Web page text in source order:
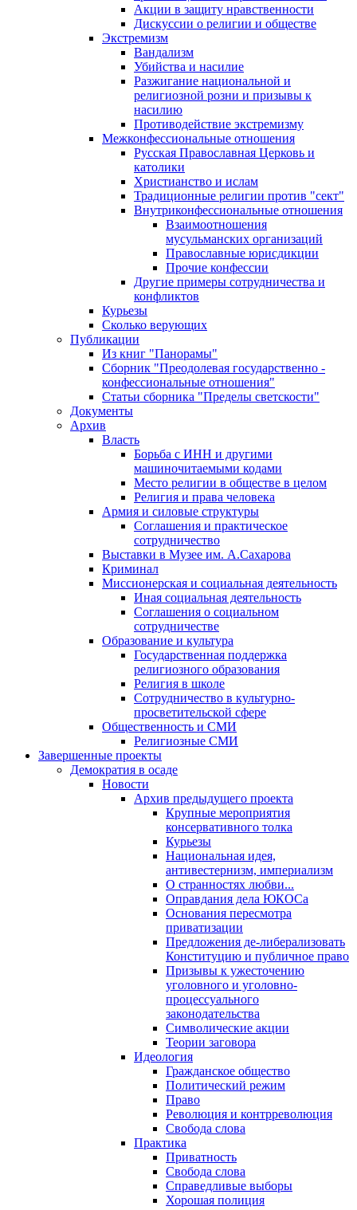
Акции в защиту нравственности
Дискуссии о религии и обществе
Экстремизм
Вандализм
Убийства и насилие
Разжигание национальной и
религиозной розни и призывы к
насилию
Противодействие экстремизму
Межконфессиональные отношения
Русская Православная Церковь и
католики
Христианство и ислам
Традиционные религии против "сект"
Внутриконфессиональные отношения
Взаимоотношения
мусульманских организаций
Православные юрисдикции
Прочие конфессии
Другие примеры сотрудничества и
конфликтов
Курьезы
Сколько верующих
Публикации
Из книг "Панорамы"
Сборник "Преодолевая государственно -
конфессиональные отношения"
Статьи сборника "Пределы светскости"
Документы
Архив
Власть
Борьба с ИНН и другими
машиночитаемыми кодами
Место религии в обществе в целом
Религия и права человека
Армия и силовые структуры
Соглашения и практическое
сотрудничество
Выставки в Музее им. А.Сахарова
Криминал
Миссионерская и социальная деятельность
Иная социальная деятельность
Соглашения о социальном
сотрудничестве
Образование и культура
Государственная поддержка
религиозного образования
Религия в школе
Сотрудничество в культурно-
просветительской сфере
Общественность и СМИ
Религиозные СМИ
Завершенные проекты
Демократия в осаде
Новости
Архив предыдущего проекта
Крупные мероприятия
консервативного толка
Курьезы
Национальная идея,
антивестернизм, империализм
О странностях любви...
Оправдания дела ЮКОСа
Основания пересмотра
приватизации
Предложения де-либерализовать
Конституцию и публичное право
Призывы к ужесточению
уголовного и уголовно-
процессуального
законодательства
Символические акции
Теории заговора
Идеология
Гражданское общество
Политический режим
Право
Революция и контрреволюция
Свобода слова
Практика
Приватность
Свобода слова
Справедливые выборы
Хорошая полиция